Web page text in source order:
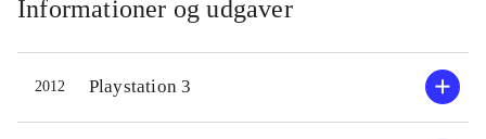
fodboldspil. Der er bygget ovenpå på
12-versionen og alt virker som det
skal. Spil-mekanikken er solid og
realistisk, grafikken er super flot og
Informationer og udgaver
2012 Playstation 3